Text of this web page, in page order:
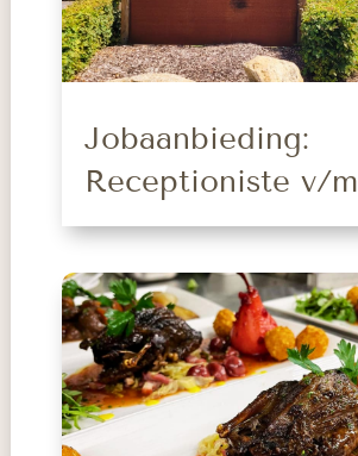
Jobaanbieding:
Receptioniste v/m